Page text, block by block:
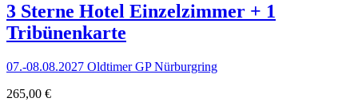
3 Sterne Hotel Einzelzimmer + 1
Tribünenkarte
07.-08.08.2027 Oldtimer GP Nürburgring
265,00 €